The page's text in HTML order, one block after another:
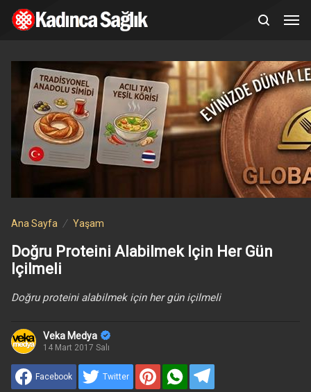
Ana Sayfa Yaşam
Doğru Proteini Alabilmek Için Her Gün
Içilmeli
Doğru proteini alabilmek için her gün içilmeli
Veka Medya
14 Mart 2017 Salı
Facebook Twitter